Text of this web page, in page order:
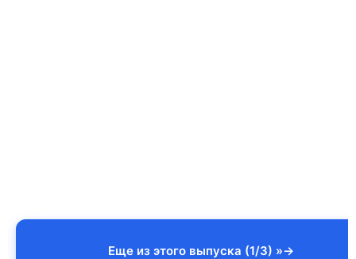
Еще из этого выпуска (1/3) »